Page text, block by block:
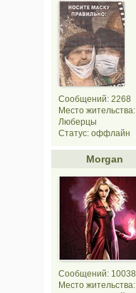
Сообщений: 2268
Место жительства:
Люберцы
Статус: оффлайн
Morgan
Сообщений: 10038
Место жительства: